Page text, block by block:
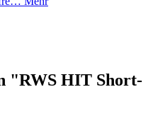
"RWS HIT Short-